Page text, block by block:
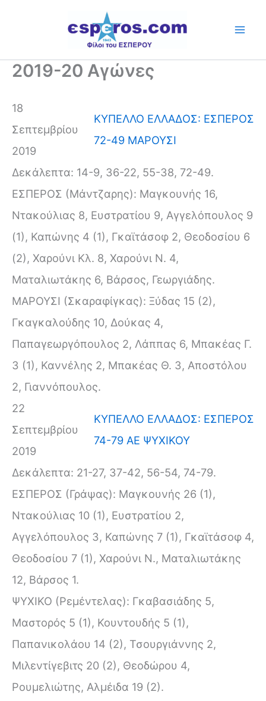
2019-20 Αγώνες
18
Σεπτεμβρίου
2019
ΚΥΠΕΛΛΟ ΕΛΛΑΔΟΣ: ΕΣΠΕΡΟΣ
72-49 ΜΑΡΟΥΣΙ
Δεκάλεπτα: 14-9, 36-22, 55-38, 72-49.
ΕΣΠΕΡΟΣ (Μάντζαρης): Μαγκουνής 16,
Ντακούλιας 8, Ευστρατίου 9, Αγγελόπουλος 9
(1), Καπώνης 4 (1), Γκαϊτάσοφ 2, Θεοδοσίου 6
(2), Χαρούνι Κλ. 8, Χαρούνι Ν. 4,
Ματαλιωτάκης 6, Βάρσος, Γεωργιάδης.
ΜΑΡΟΥΣΙ (Σκαραφίγκας): Ξύδας 15 (2),
Γκαγκαλούδης 10, Δούκας 4,
Παπαγεωργόπουλος 2, Λάππας 6, Μπακέας Γ.
3 (1), Καννέλης 2, Μπακέας Θ. 3, Αποστόλου
2, Γιαννόπουλος.
22
Σεπτεμβρίου
2019
ΚΥΠΕΛΛΟ ΕΛΛΑΔΟΣ: ΕΣΠΕΡΟΣ
74-79 ΑΕ ΨΥΧΙΚΟΥ
Δεκάλεπτα: 21-27, 37-42, 56-54, 74-79.
ΕΣΠΕΡΟΣ (Γράψας): Μαγκουνής 26 (1),
Ντακούλιας 10 (1), Ευστρατίου 2,
Αγγελόπουλος 3, Καπώνης 7 (1), Γκαϊτάσοφ 4,
Θεοδοσίου 7 (1), Χαρούνι Ν., Ματαλιωτάκης
12, Βάρσος 1.
ΨΥΧΙΚΟ (Ρεμέντελας): Γκαβασιάδης 5,
Μαστορός 5 (1), Κουντουδής 5 (1),
Παπανικολάου 14 (2), Τσουργιάννης 2,
Μιλεντίγεβιτς 20 (2), Θεοδώρου 4,
Ρουμελιώτης, Αλμέιδα 19 (2).